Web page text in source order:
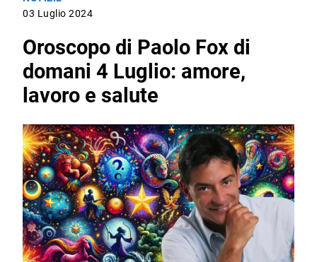
03 Luglio 2024
Oroscopo di Paolo Fox di
domani 4 Luglio: amore,
lavoro e salute